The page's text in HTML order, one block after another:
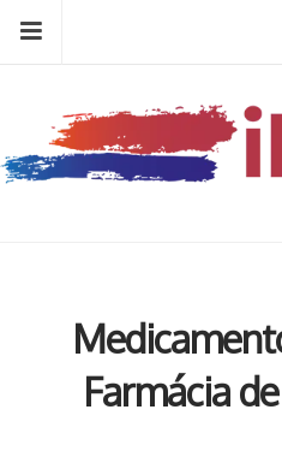
content
Menu
then
press
Type your search keyword,
Farmácia